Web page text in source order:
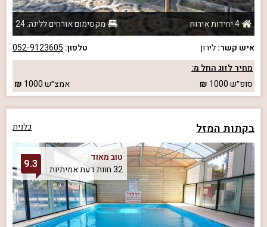
4 יחידות אירוח
מקסימום אורחים ללינה: 24
איש קשר:לירון טלפון: 052-9123605
מחיר לזוג החל מ:
סופ״ש1000 אמצ״ש1000
בקתות המזל כלנית
טוב מאוד
32 חוות דעת אמיתיות
9.3